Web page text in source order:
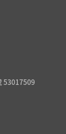
53017509